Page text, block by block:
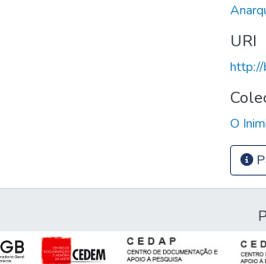
URI
http://
O